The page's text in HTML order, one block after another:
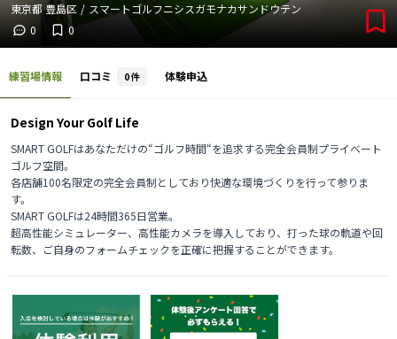
東京都豊島区 / スマートゴルフニシスガモナカサンドウテン
0
0
練習場情報 口コミ 0件 体験申込
Design Your Golf Life
SMART GOLFはあなただけの“ゴルフ時間“を追求する完全会員制プライベート
ゴルフ空間。
各店舗100名限定の完全会員制としており快適な環境づくりを行って参りま
す。
SMART GOLFは24時間365日営業。
超高性能シミュレーター、高性能カメラを導入しており、打った球の軌道や回
転数、ご自身のフォームチェックを正確に把握することができます。